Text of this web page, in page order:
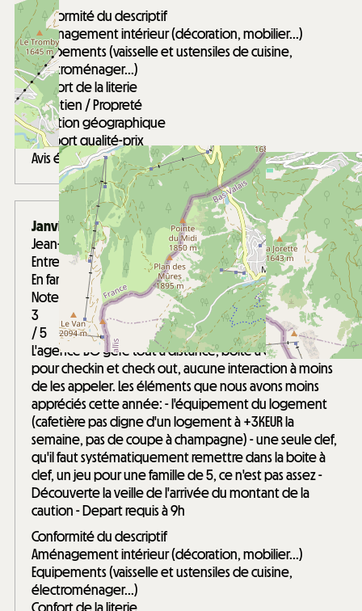
Conformité du descriptif
Aménagement intérieur (décoration, mobilier...)
Equipements (vaisselle et ustensiles de cuisine,
électroménager...)
Confort de la literie
Entretien / Propreté
Situation géographique
Rapport qualité-prix
Avis écrit le 24/04/2025
Janvier 2025
Jean-Marc
Entre 50 et 64 ans
En famille
Note :
3
/ 5
L'agence BO gère tout à distance, boite à clef, QR code
pour checkin et check out, aucune interaction à moins
de les appeler. Les éléments que nous avons moins
appréciés cette année: - l'équipement du logement
(cafetière pas digne d'un logement à +3KEUR la
semaine, pas de coupe à champagne) - une seule clef,
qu'il faut systématiquement remettre dans la boite à
clef, un jeu pour une famille de 5, ce n'est pas assez -
Découverte la veille de l'arrivée du montant de la
caution - Depart requis à 9h
Conformité du descriptif
Aménagement intérieur (décoration, mobilier...)
Equipements (vaisselle et ustensiles de cuisine,
électroménager...)